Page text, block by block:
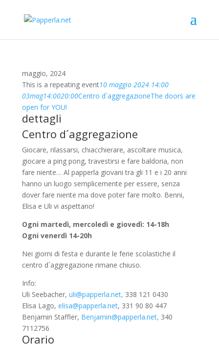
maggio, 2024
This is a repeating event10 maggio 2024 14:00
03mag14:0020:00Centro d´aggregazioneThe doors are
open for YOU!
dettagli
Centro d´aggregazione
Giocare, rilassarsi, chiacchierare, ascoltare musica,
giocare a ping pong, travestirsi e fare baldoria, non
fare niente… Al papperla giovani tra gli 11 e i 20 anni
hanno un luogo semplicemente per essere, senza
dover fare niente ma dove poter fare molto. Benni,
Elisa e Uli vi aspettano!
Ogni martedì, mercoledì e giovedì: 14-18h
Ogni venerdì 14-20h
Nei giorni di festa e durante le ferie scolastiche il
centro d´aggregazione rimane chiuso.
Info:
Uli Seebacher, uli@papperla.net, 338 121 0430
Elisa Lago, elisa@papperla.net, 331 90 80 447
Benjamin Staffler, Benjamin@papperla.net, 340
7112756
Orario